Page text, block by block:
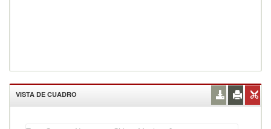
VISTA DE CUADRO